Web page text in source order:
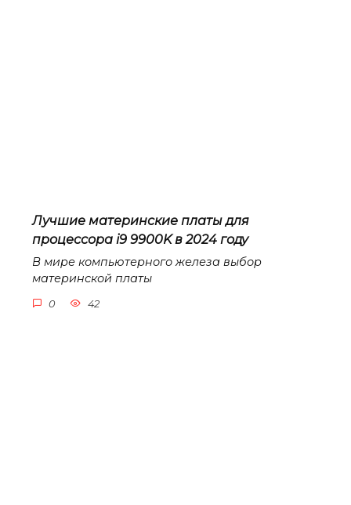
Лучшие материнские платы для
процессора i9 9900K в 2024 году
В мире компьютерного железа выбор
материнской платы
0 42